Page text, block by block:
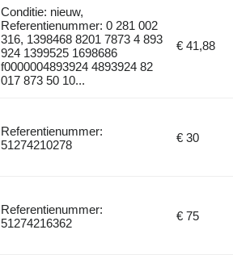
Conditie: nieuw,
Referentienummer: 0 281 002
316, 1398468 8201 7873 4 893
924 1399525 1698686
f0000004893924 4893924 82
017 873 50 10...
€ 41,88
Referentienummer:
51274210278
€ 30
Referentienummer:
51274216362
€ 75